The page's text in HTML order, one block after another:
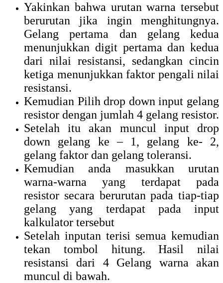
Yakinkan bahwa urutan warna tersebut
berurutan jika ingin menghitungnya.
Gelang pertama dan gelang kedua
menunjukkan digit pertama dan kedua
dari nilai resistansi, sedangkan cincin
ketiga menunjukkan faktor pengali nilai
resistansi.
Kemudian Pilih drop down input gelang
resistor dengan jumlah 4 gelang resistor.
Setelah itu akan muncul input drop
down gelang ke – 1, gelang ke- 2,
gelang faktor dan gelang toleransi.
Kemudian anda masukkan urutan
warna-warna yang terdapat pada
resistor secara berurutan pada tiap-tiap
gelang yang terdapat pada input
kalkulator tersebut
Setelah inputan terisi semua kemudian
tekan tombol hitung. Hasil nilai
resistansi dari 4 Gelang warna akan
muncul di bawah.